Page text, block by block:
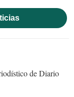
de Diario